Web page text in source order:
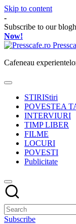
Skip to content
-
Subscribe to our
Now!
Cafeneau
STIRIStiri
POVESTEA
INTERVIURI
TIMP LIBER
FILME
LOCURI
POVESTI
Publicitate
Subscribe